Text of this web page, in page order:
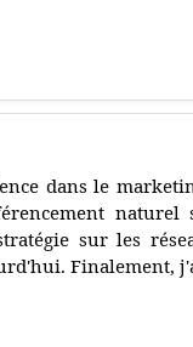
dans le
naturel
sur les
Finalement,